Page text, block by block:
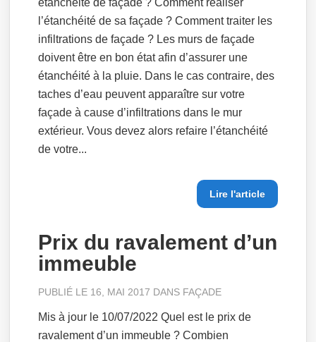
étanchéité de façade ? Comment réaliser
l’étanchéité de sa façade ? Comment traiter les
infiltrations de façade ? Les murs de façade
doivent être en bon état afin d’assurer une
étanchéité à la pluie. Dans le cas contraire, des
taches d’eau peuvent apparaître sur votre
façade à cause d’infiltrations dans le mur
extérieur. Vous devez alors refaire l’étanchéité
de votre...
Lire l'article
Prix du ravalement d’un
immeuble
PUBLIÉ LE 16, MAI 2017 DANS FAÇADE
Mis à jour le 10/07/2022 Quel est le prix de
ravalement d’un immeuble ? Combien